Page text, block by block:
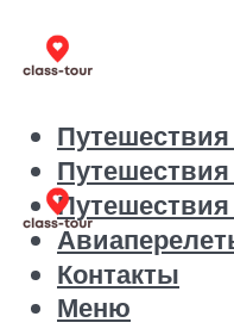
Контакты
Меню